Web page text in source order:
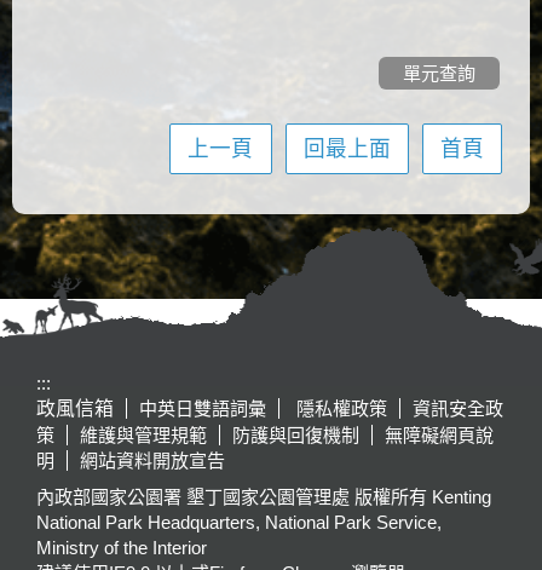
單元查詢
上一頁 回最上面 首頁
:::
政風信箱
中英日雙語詞彙 隱私權政策
資訊安全政
策
維護與管理規範 防護與回復機制
無障礙網頁說
明
網站資料開放宣告
內政部國家公園署 墾丁國家公園管理處 版權所有 Kenting
National Park Headquarters, National Park Service,
Ministry of the Interior